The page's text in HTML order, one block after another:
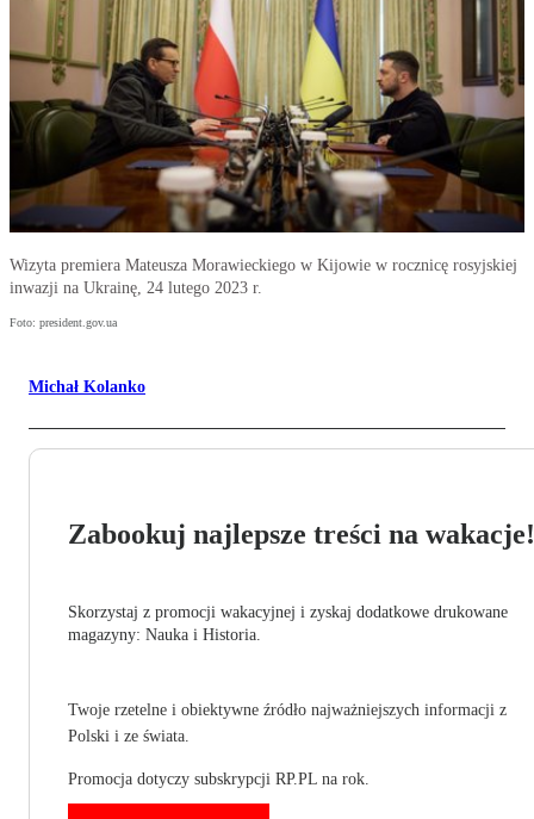
Wizyta premiera Mateusza Morawieckiego w Kijowie w rocznicę rosyjskiej
inwazji na Ukrainę, 24 lutego 2023 r.
Foto: president.gov.ua
Michał Kolanko
Zabookuj najlepsze treści na wakacje!
Skorzystaj z promocji wakacyjnej i zyskaj dodatkowe drukowane
magazyny: Nauka i Historia.
Twoje rzetelne i obiektywne źródło najważniejszych informacji z
Polski i ze świata.
Promocja dotyczy subskrypcji RP.PL na rok.